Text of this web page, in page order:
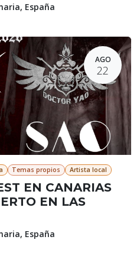
, España
AGO
22
Temas propios Artista local
EN CANARIAS
EN LAS
, España